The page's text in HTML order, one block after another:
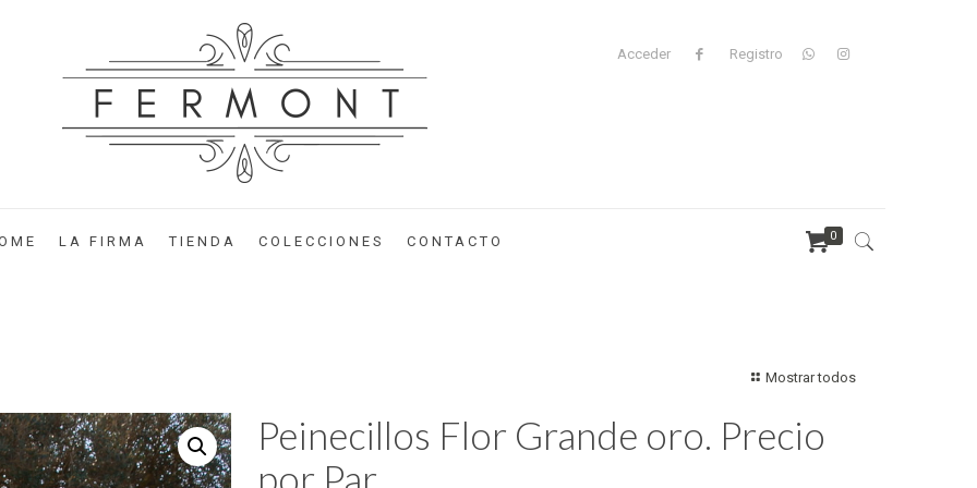
LA FIRMA TIENDA COLECCIONES CONTACTO
Acceder Registro
0
Mostrar todos
Peinecillos Flor Grande oro. Precio
por Par